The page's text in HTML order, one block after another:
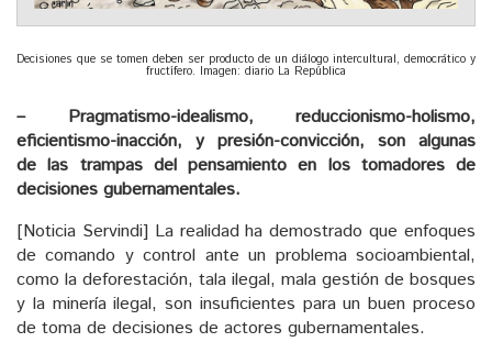
Decisiones que se tomen deben ser producto de un diálogo intercultural, democrático y
fructífero. Imagen: diario La República
– Pragmatismo-idealismo, reduccionismo-holismo,
eficientismo-inacción, y presión-convicción, son algunas
de las trampas del pensamiento en los tomadores de
decisiones gubernamentales.
[Noticia Servindi] La realidad ha demostrado que enfoques
de comando y control ante un problema socioambiental,
como la deforestación, tala ilegal, mala gestión de bosques
y la minería ilegal, son insuficientes para un buen proceso
de toma de decisiones de actores gubernamentales.